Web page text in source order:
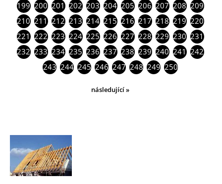
199 200 201 202 203 204 205 206 207 208 209
210 211 212 213 214 215 216 217 218 219 220
221 222 223 224 225 226 227 228 229 230 231
232 233 234 235 236 237 238 239 240 241 242
243 244 245 246 247 248 249 250
následující »